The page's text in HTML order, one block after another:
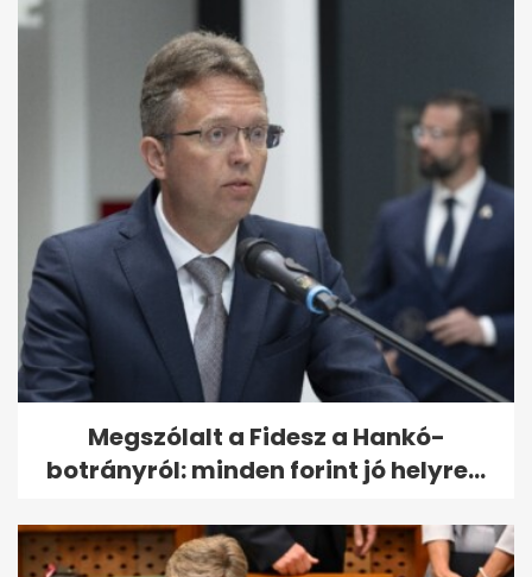
Megszólalt a Fidesz a Hankó-
botrányról: minden forint jó helyre...